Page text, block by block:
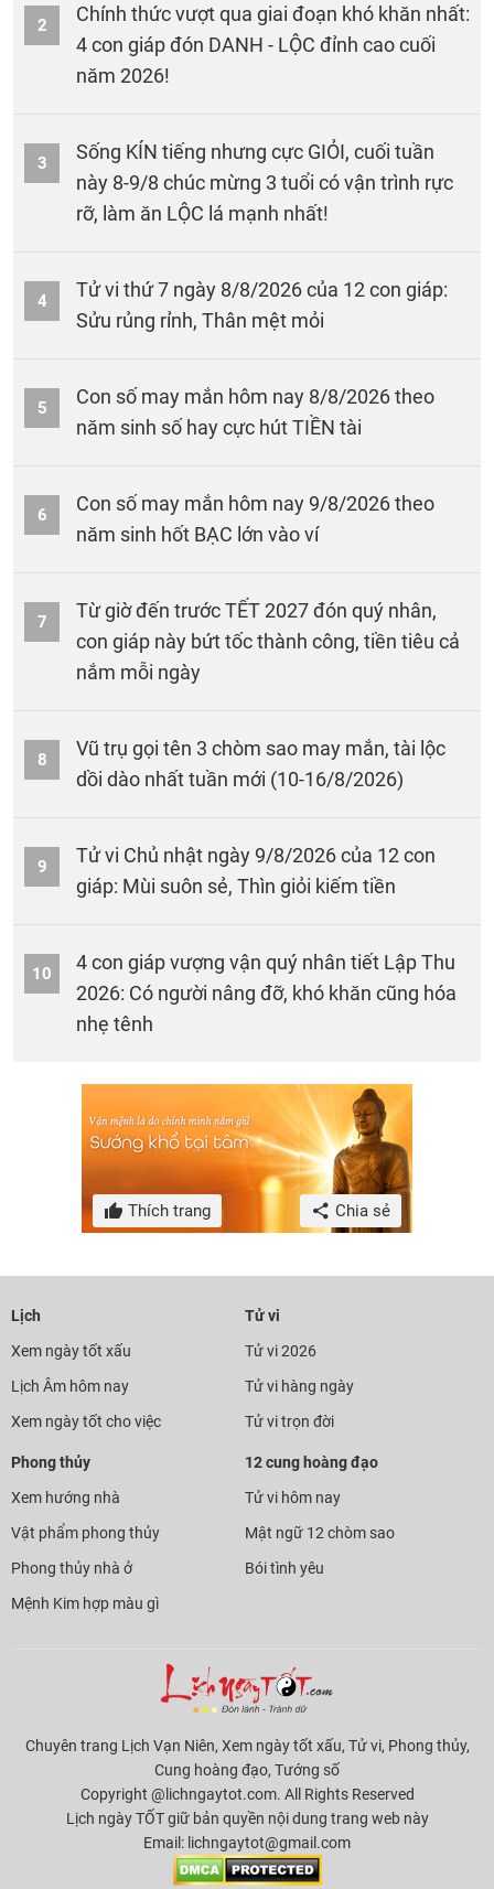
2
Chính thức vượt qua giai đoạn khó khăn nhất:
4 con giáp đón DANH - LỘC đỉnh cao cuối
năm 2026!
3
Sống KÍN tiếng nhưng cực GIỎI, cuối tuần
này 8-9/8 chúc mừng 3 tuổi có vận trình rực
rỡ, làm ăn LỘC lá mạnh nhất!
4
Tử vi thứ 7 ngày 8/8/2026 của 12 con giáp:
Sửu rủng rỉnh, Thân mệt mỏi
5
Con số may mắn hôm nay 8/8/2026 theo
năm sinh số hay cực hút TIỀN tài
6
Con số may mắn hôm nay 9/8/2026 theo
năm sinh hốt BẠC lớn vào ví
7
Từ giờ đến trước TẾT 2027 đón quý nhân,
con giáp này bứt tốc thành công, tiền tiêu cả
nắm mỗi ngày
8
Vũ trụ gọi tên 3 chòm sao may mắn, tài lộc
dồi dào nhất tuần mới (10-16/8/2026)
9
Tử vi Chủ nhật ngày 9/8/2026 của 12 con
giáp: Mùi suôn sẻ, Thìn giỏi kiếm tiền
10
4 con giáp vượng vận quý nhân tiết Lập Thu
2026: Có người nâng đỡ, khó khăn cũng hóa
nhẹ tênh
Thích trang Chia sẻ
Lịch
Xem ngày tốt xấu
Lịch Âm hôm nay
Xem ngày tốt cho việc
Tử vi
Tử vi 2026
Tử vi hàng ngày
Tử vi trọn đời
Phong thủy
Xem hướng nhà
Vật phẩm phong thủy
Phong thủy nhà ở
Mệnh Kim hợp màu gì
12 cung hoàng đạo
Tử vi hôm nay
Mật ngữ 12 chòm sao
Bói tình yêu
Chuyên trang Lịch Vạn Niên, Xem ngày tốt xấu, Tử vi, Phong thủy,
Cung hoàng đạo, Tướng số
Copyright @lichngaytot.com. All Rights Reserved
Lịch ngày TỐT giữ bản quyền nội dung trang web này
Email: lichngaytot@gmail.com